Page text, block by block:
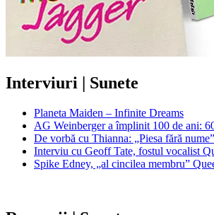
Interviuri | Sunete
Planeta Maiden – Infinite Dreams
AG Weinberger a împlinit 100 de ani:
De vorbă cu Thianna: „Piesa fără
Interviu cu Geoff Tate, fostul vocalist
Spike Edney, „al cincilea membru”